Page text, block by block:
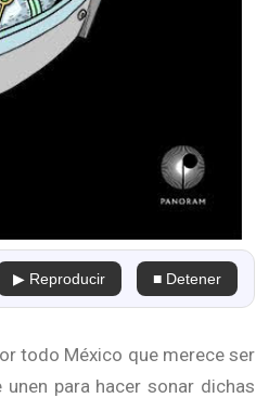
▶ Reproducir ■ Detener
todo México que merece ser
para hacer sonar dichas